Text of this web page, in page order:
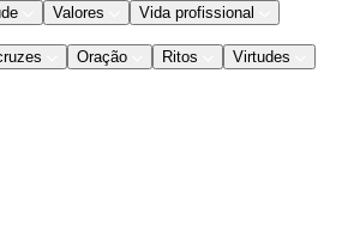
Valores Vida profissional
Oração Ritos Virtudes